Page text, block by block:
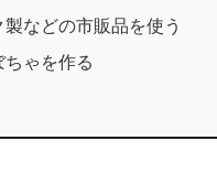
などの市販品を使う
ゃを作る